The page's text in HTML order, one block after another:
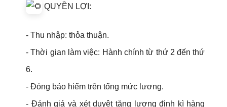
QUYỀN LỢI:
- Thu nhập: thỏa thuận.
- Thời gian làm việc: Hành chính từ thứ 2 đến thứ
6.
- Đóng bảo hiểm trên tổng mức lương.
- Đánh giá và xét duyệt tăng lương định kì hàng